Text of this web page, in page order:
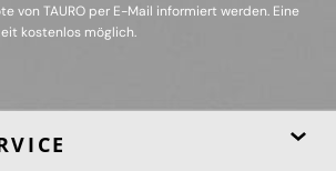
von TAURO per E-Mail informiert werden. Eine
kostenlos möglich.